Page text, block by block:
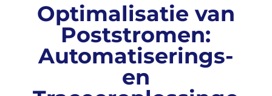
Optimalisatie van
Poststromen:
Automatiserings-
en